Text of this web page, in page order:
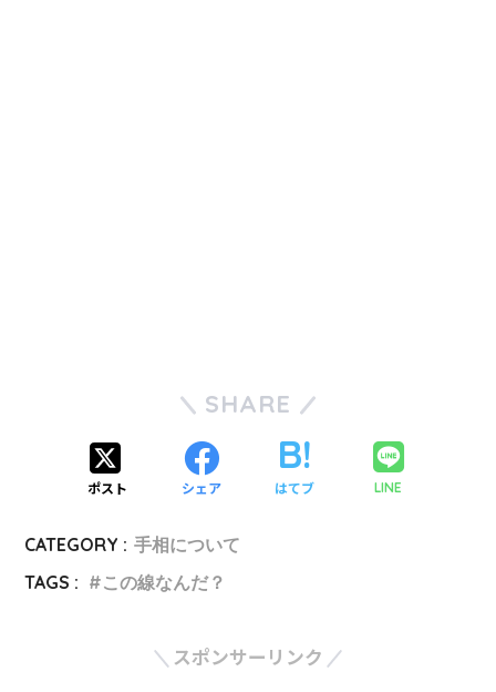
SHARE
ポスト シェア はてブ LINE
CATEGORY : 手相について
TAGS :
この線なんだ？
スポンサーリンク